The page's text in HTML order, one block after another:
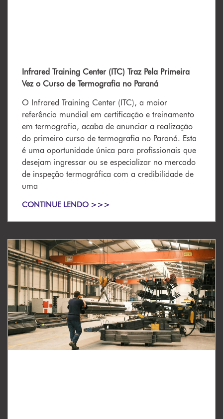
Infrared Training Center (ITC) Traz Pela Primeira
Vez o Curso de Termografia no Paraná
O Infrared Training Center (ITC), a maior
referência mundial em certificação e treinamento
em termografia, acaba de anunciar a realização
do primeiro curso de termografia no Paraná. Esta
é uma oportunidade única para profissionais que
desejam ingressar ou se especializar no mercado
de inspeção termográfica com a credibilidade de
uma
CONTINUE LENDO >>>